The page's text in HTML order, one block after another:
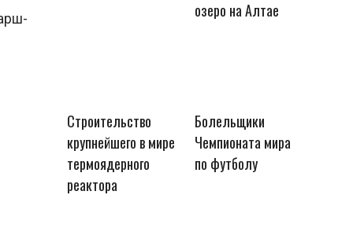
озеро на Алтае
Строительство
крупнейшего в мире
термоядерного
реактора
Болельщики
Чемпионата мира
по футболу